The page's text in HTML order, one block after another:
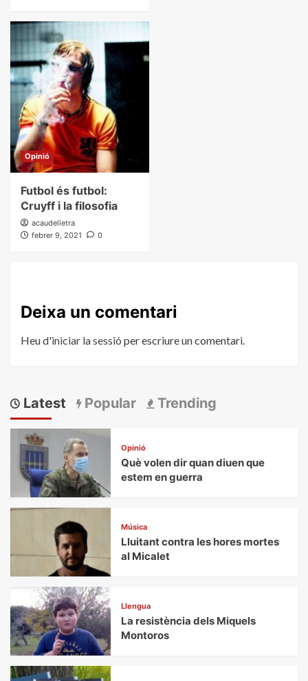
Opinió
Futbol és futbol:
Cruyff i la filosofia
acaudelletra
febrer 9, 2021
0
Deixa un comentari
Heu d'iniciar la sessió per escriure un comentari.
Latest Popular Trending
Opinió
Què volen dir quan diuen que
estem en guerra
Música
Lluitant contra les hores mortes
al Micalet
Llengua
La resistència dels Miquels
Montoros